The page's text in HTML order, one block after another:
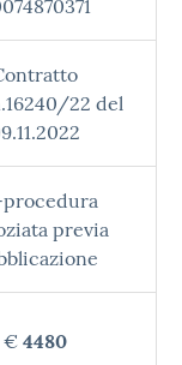
22 del
previa
€ 4480